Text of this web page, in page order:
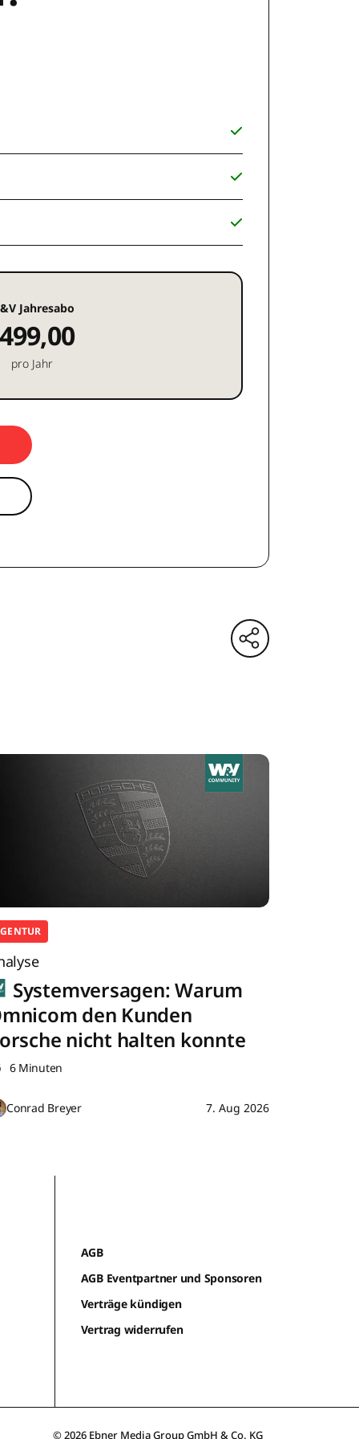
Jahresabo
499,00
pro Jahr
Systemversagen: Warum
den Kunden
nicht halten konnte
6 Minuten
Conrad Breyer 7. Aug 2026
AGB
AGB Eventpartner und Sponsoren
Verträge kündigen
Vertrag widerrufen
© 2026 Ebner Media Group GmbH & Co. KG